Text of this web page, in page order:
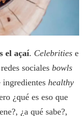
el açaí. Celebrities e
sociales bowls
healthy
¿qué es eso que
¿a qué sabe?,